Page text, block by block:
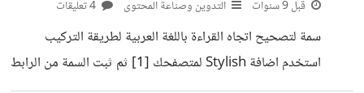
قبل 9 سنوات التدوين وصناعة المحتوى
سمة لتصحيح اتجاه القراءة باللغة العربية لطريقة التركيب
استخدم اضافة Stylish لمتصفحك [1] ثم ثبت السمة من الرابط